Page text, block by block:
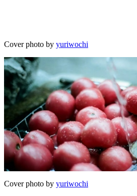
Cover photo by yuriwochi
Cover photo by yuriwochi